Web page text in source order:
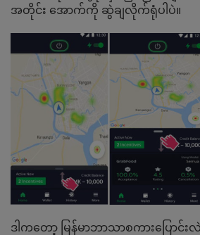
အတိုင်း အောက်ကို ဆွဲချလိုက်ရုံပါပဲ။
ဒါကတော့ မြန်မာဘာသာစကားပြော